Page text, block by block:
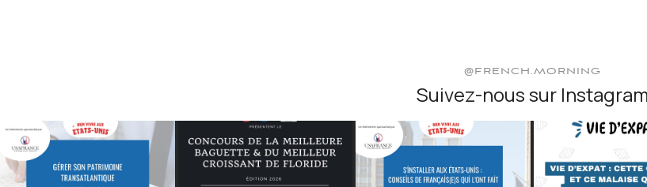
@FRENCH.MORNING
Suivez-nous sur Instagram